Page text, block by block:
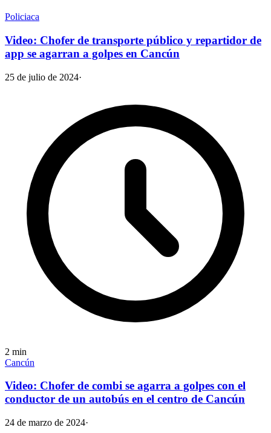
Policiaca
Video: Chofer de transporte público y repartidor de
app se agarran a golpes en Cancún
25 de julio de 2024·
2 min
Cancún
Video: Chofer de combi se agarra a golpes con el
conductor de un autobús en el centro de Cancún
24 de marzo de 2024·